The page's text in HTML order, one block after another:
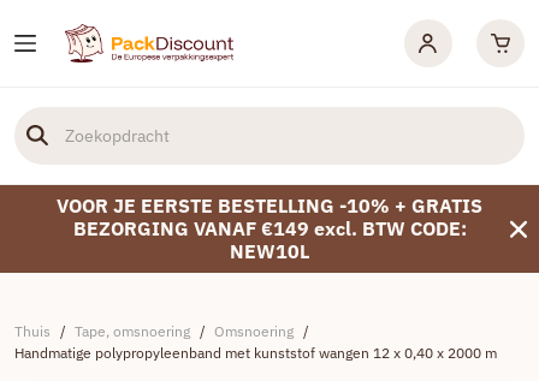
VOOR JE EERSTE BESTELLING -10% + GRATIS
BEZORGING VANAF €149 excl. BTW CODE:
NEW10L
Thuis / Tape, omsnoering / Omsnoering /
Handmatige polypropyleenband met kunststof wangen 12 x 0,40 x 2000 m